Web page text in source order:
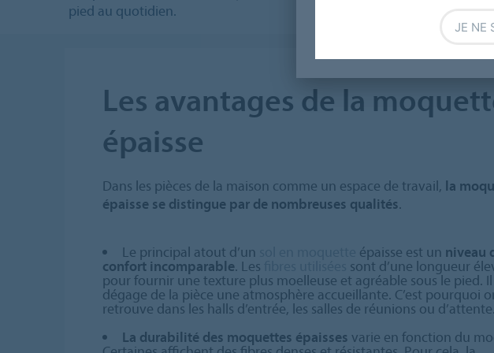
pied au quotidien.
Les avantages de la
épaisse
Dans les pièces de la maison comme un espace de travail, la
épaisse se distingue par de nombreuses qualités.
Le principal atout d’un épaisse est un niveau
confort incomparable. Les sont d’une longueur
pour fournir une texture plus moelleuse et agréable sous le pied. Il
dégage de la pièce une atmosphère accueillante. C’est pourquoi
retrouve dans les halls d’entrée, les salles de réunions ou d’attente.
La durabilité des moquettes épaisses varie en fonction du
JE NE